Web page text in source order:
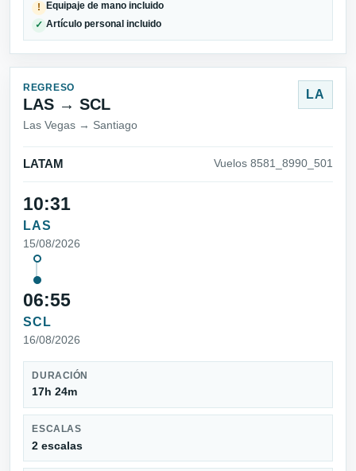
!
Equipaje de mano incluido
✓ Artículo personal incluido
REGRESO
LAS → SCL
Las Vegas → Santiago
LA
LATAM Vuelos 8581_8990_501
10:31
LAS
15/08/2026
06:55
SCL
16/08/2026
DURACIÓN
17h 24m
ESCALAS
2 escalas